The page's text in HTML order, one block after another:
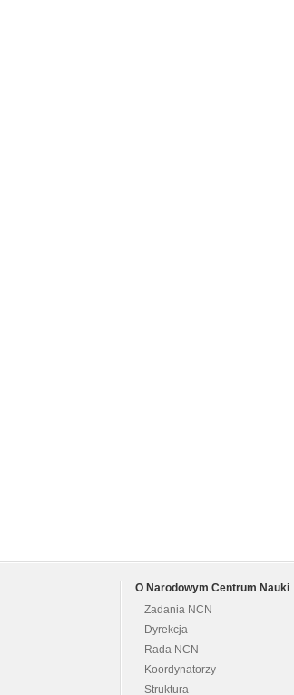
O Narodowym Centrum Nauki
Zadania NCN
Dyrekcja
Rada NCN
Koordynatorzy
Struktura